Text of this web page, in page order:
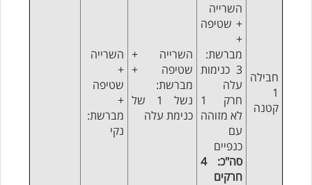
חבילה
1
קטנה
השרייה
+ שטיפה
+
מברשת:
3 כנימות
עלה
חרק 1
לא מזוהה
עם
כנפיים
סה"כ: 4
חרקים
השרייה +
שטיפה +
מברשת:
נשל 1 של
כנימת עלה
השרייה
+
שטיפה
+
מברשת:
נקי